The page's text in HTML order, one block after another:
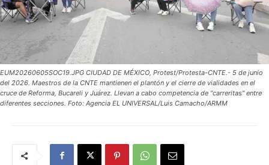
EUM20260605SOC19.JPG CIUDAD DE MÉXICO, Protest/Protesta-CNTE.- 5 de junio
del 2026. Maestros de la CNTE mantienen el plantón y el cierre de vialidades en el
cruce de Reforma, Bucareli y Juárez. Llevan a cabo competencia de "carreritas" entre
diferentes secciones. Foto: Agencia EL UNIVERSAL/Luis Camacho/ARMM